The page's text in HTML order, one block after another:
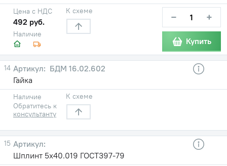
Наличие
Цена с НДС
492 руб.
К схеме − +
Купить
14
БДМ 16.02.602
Гайка
Наличие
Обратитесь к
консультанту
К схеме
15
Шплинт 5х40.019 ГОСТ397-79